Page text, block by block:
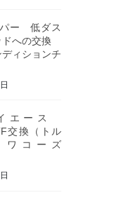
ー 低ダス
ドへの交換
ィションチ
エース
交換（トル
ワコーズ